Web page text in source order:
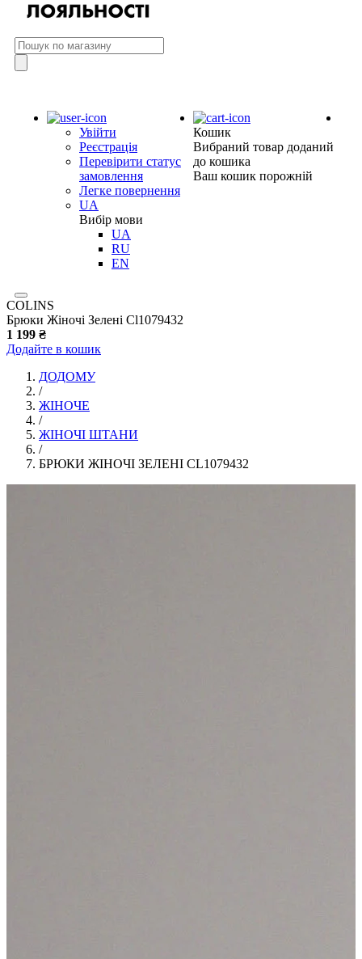
Увійти
Реєстрація
Перевірити статус
замовлення
Легке повернення
UA
Вибір мови
UA
RU
EN
Кошик
Вибраний товар доданий
до кошика
Ваш кошик порожній
COLINS
Брюки Жіночі Зелені Cl1079432
1 199 ₴
Додайте в кошик
ДОДОМУ
/
ЖІНОЧЕ
/
ЖІНОЧІ ШТАНИ
/
БРЮКИ ЖІНОЧІ ЗЕЛЕНІ CL1079432